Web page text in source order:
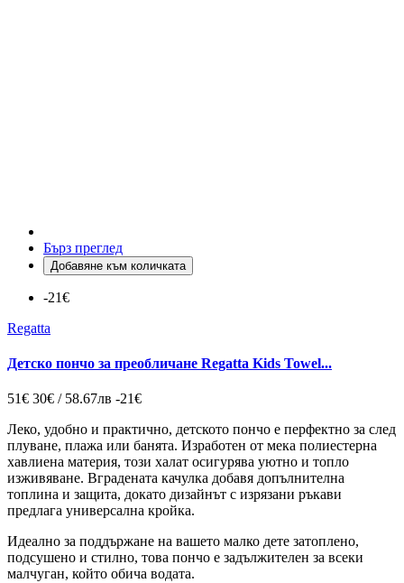
Бърз преглед
Добавяне към количката
-21€
Regatta
Детско пончо за преобличане Regatta Kids Towel...
51€ 30€ / 58.67лв -21€
Леко, удобно и практично, детското пончо е перфектно за след
плуване, плажа или банята. Изработен от мека полиестерна
хавлиена материя, този халат осигурява уютно и топло
изживяване. Вградената качулка добавя допълнителна
топлина и защита, докато дизайнът с изрязани ръкави
предлага универсална кройка.
Идеално за поддържане на вашето малко дете затоплено,
подсушено и стилно, това пончо е задължителен за всеки
малчуган, който обича водата.